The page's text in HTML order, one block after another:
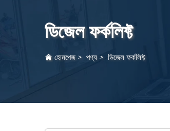
ডিজেল ফর্কলিফ্ট
হোমপেজ > পণ্য > ডিজেল ফর্কলিফ্ট